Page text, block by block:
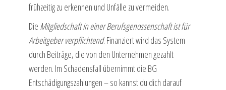
frühzeitig zu erkennen und Unfälle zu vermeiden.
Die Mitgliedschaft in einer Berufsgenossenschaft ist für
Arbeitgeber verpflichtend. Finanziert wird das System
durch Beiträge, die von den Unternehmen gezahlt
werden. Im Schadensfall übernimmt die BG
Entschädigungszahlungen – so kannst du dich darauf